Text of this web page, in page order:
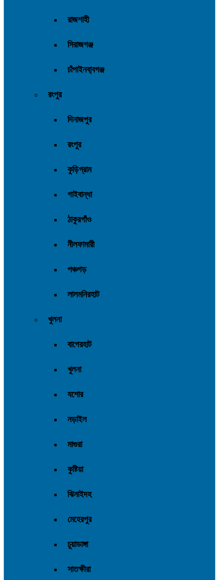
রাজশাহী
সিরাজগঞ্জ
চাঁপাইনবা্বগঞ্জ
রংপুর
দিনাজপুর
রংপুর
কুড়িগ্রাম
গাইবান্ধা
ঠাকুরগাঁও
নীলফামারী
পঞ্চগড়
লালমনিরহাট
খুলনা
বাগেরহাট
খুলনা
যশোর
নড়াইল
মাগুরা
কুষ্টিয়া
ঝিনাইদহ
মেহেরপুর
চুয়াডাঙ্গা
সাতক্ষীরা